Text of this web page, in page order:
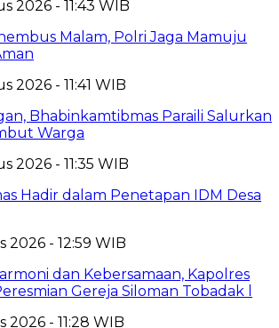
2026 - 11:43 WIB
Malam, Polri Jaga Mamuju
2026 - 11:41 WIB
Bhabinkamtibmas Paraili Salurkan
Warga
2026 - 11:35 WIB
Hadir dalam Penetapan IDM Desa
2026 - 12:59 WIB
dan Kebersamaan, Kapolres
Gereja Siloman Tobadak l
2026 - 11:28 WIB